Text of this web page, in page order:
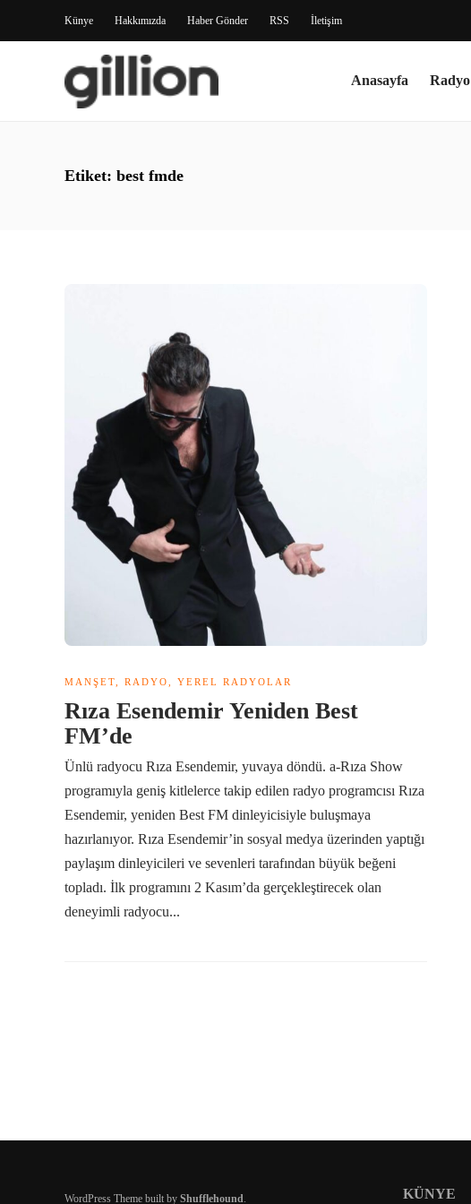
Künye Hakkımızda Haber Gönder RSS İletişim
Anasayfa Radyo
Etiket: best fmde
MANŞET RADYO YEREL RADYOLAR
Rıza Esendemir Yeniden Best
FM’de
Ünlü radyocu Rıza Esendemir, yuvaya döndü. a-Rıza Show
programıyla geniş kitlelerce takip edilen radyo programcısı Rıza
Esendemir, yeniden Best FM dinleyicisiyle buluşmaya
hazırlanıyor. Rıza Esendemir’in sosyal medya üzerinden yaptığı
paylaşım dinleyicileri ve sevenleri tarafından büyük beğeni
topladı. İlk programını 2 Kasım’da gerçekleştirecek olan
deneyimli radyocu...
WordPress Theme built by Shufflehound. KÜNYE